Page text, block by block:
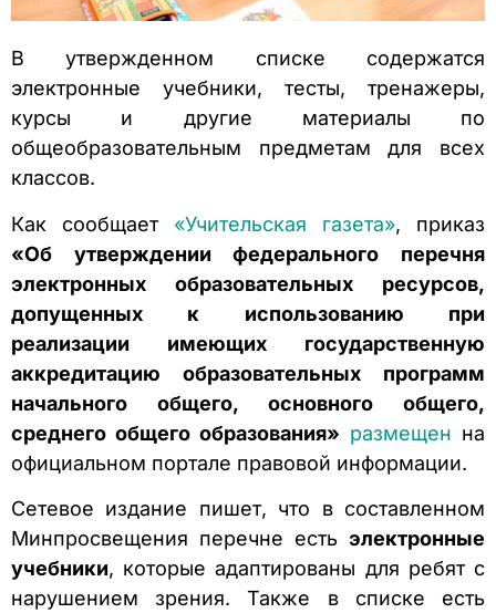
В утвержденном списке содержатся
электронные учебники, тесты, тренажеры,
курсы и другие материалы по
общеобразовательным предметам для всех
классов.
Как сообщает «Учительская газета», приказ
«Об утверждении федерального перечня
электронных образовательных ресурсов,
допущенных к использованию при
реализации имеющих государственную
аккредитацию образовательных программ
начального общего, основного общего,
среднего общего образования» размещен на
официальном портале правовой информации.
Сетевое издание пишет, что в составленном
Минпросвещения перечне есть электронные
учебники, которые адаптированы для ребят с
нарушением зрения. Также в списке есть